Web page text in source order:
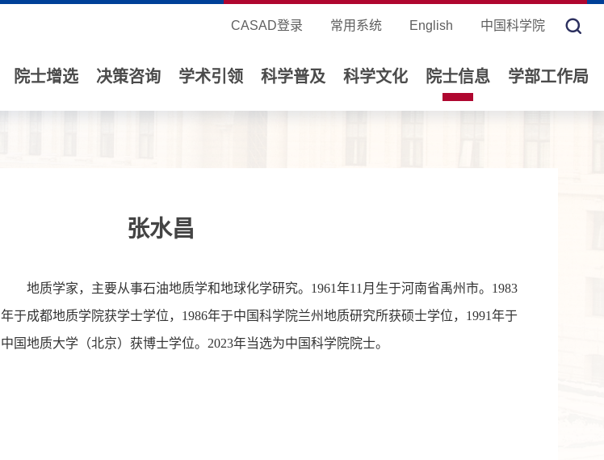
CASAD登录 常用系统 English 中国科学院
院士增选 决策咨询 学术引领 科学普及 科学文化 院士信息 学部工作局
张水昌
地质学家，主要从事石油地质学和地球化学研究。1961年11月生于河南省禹州市。1983
年于成都地质学院获学士学位，1986年于中国科学院兰州地质研究所获硕士学位，1991年于
中国地质大学（北京）获博士学位。2023年当选为中国科学院院士。